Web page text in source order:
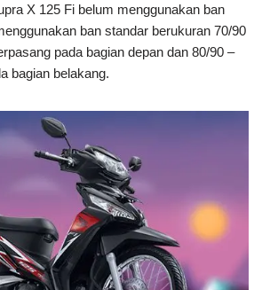
X 125 Fi belum menggunakan ban
ban standar berukuran 70/90
pada bagian depan dan 80/90 –
bagian belakang.